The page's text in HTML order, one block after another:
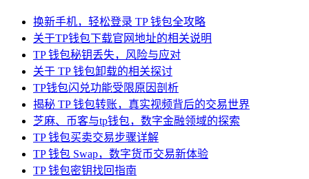
换新手机，轻松登录 TP 钱包全攻略
关于TP钱包下载官网地址的相关说明
TP 钱包秘钥丢失，风险与应对
关于 TP 钱包卸载的相关探讨
TP钱包闪兑功能受限原因剖析
揭秘 TP 钱包转账，真实视频背后的交易世界
芝麻、币客与tp钱包，数字金融领域的探索
TP 钱包买卖交易步骤详解
TP 钱包 Swap，数字货币交易新体验
TP 钱包密钥找回指南